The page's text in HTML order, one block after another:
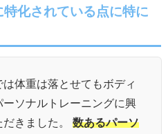
特化されている点に特に
体重は落とせてもボディ
ーソナルトレーニングに興
きました。 数あるパーソ